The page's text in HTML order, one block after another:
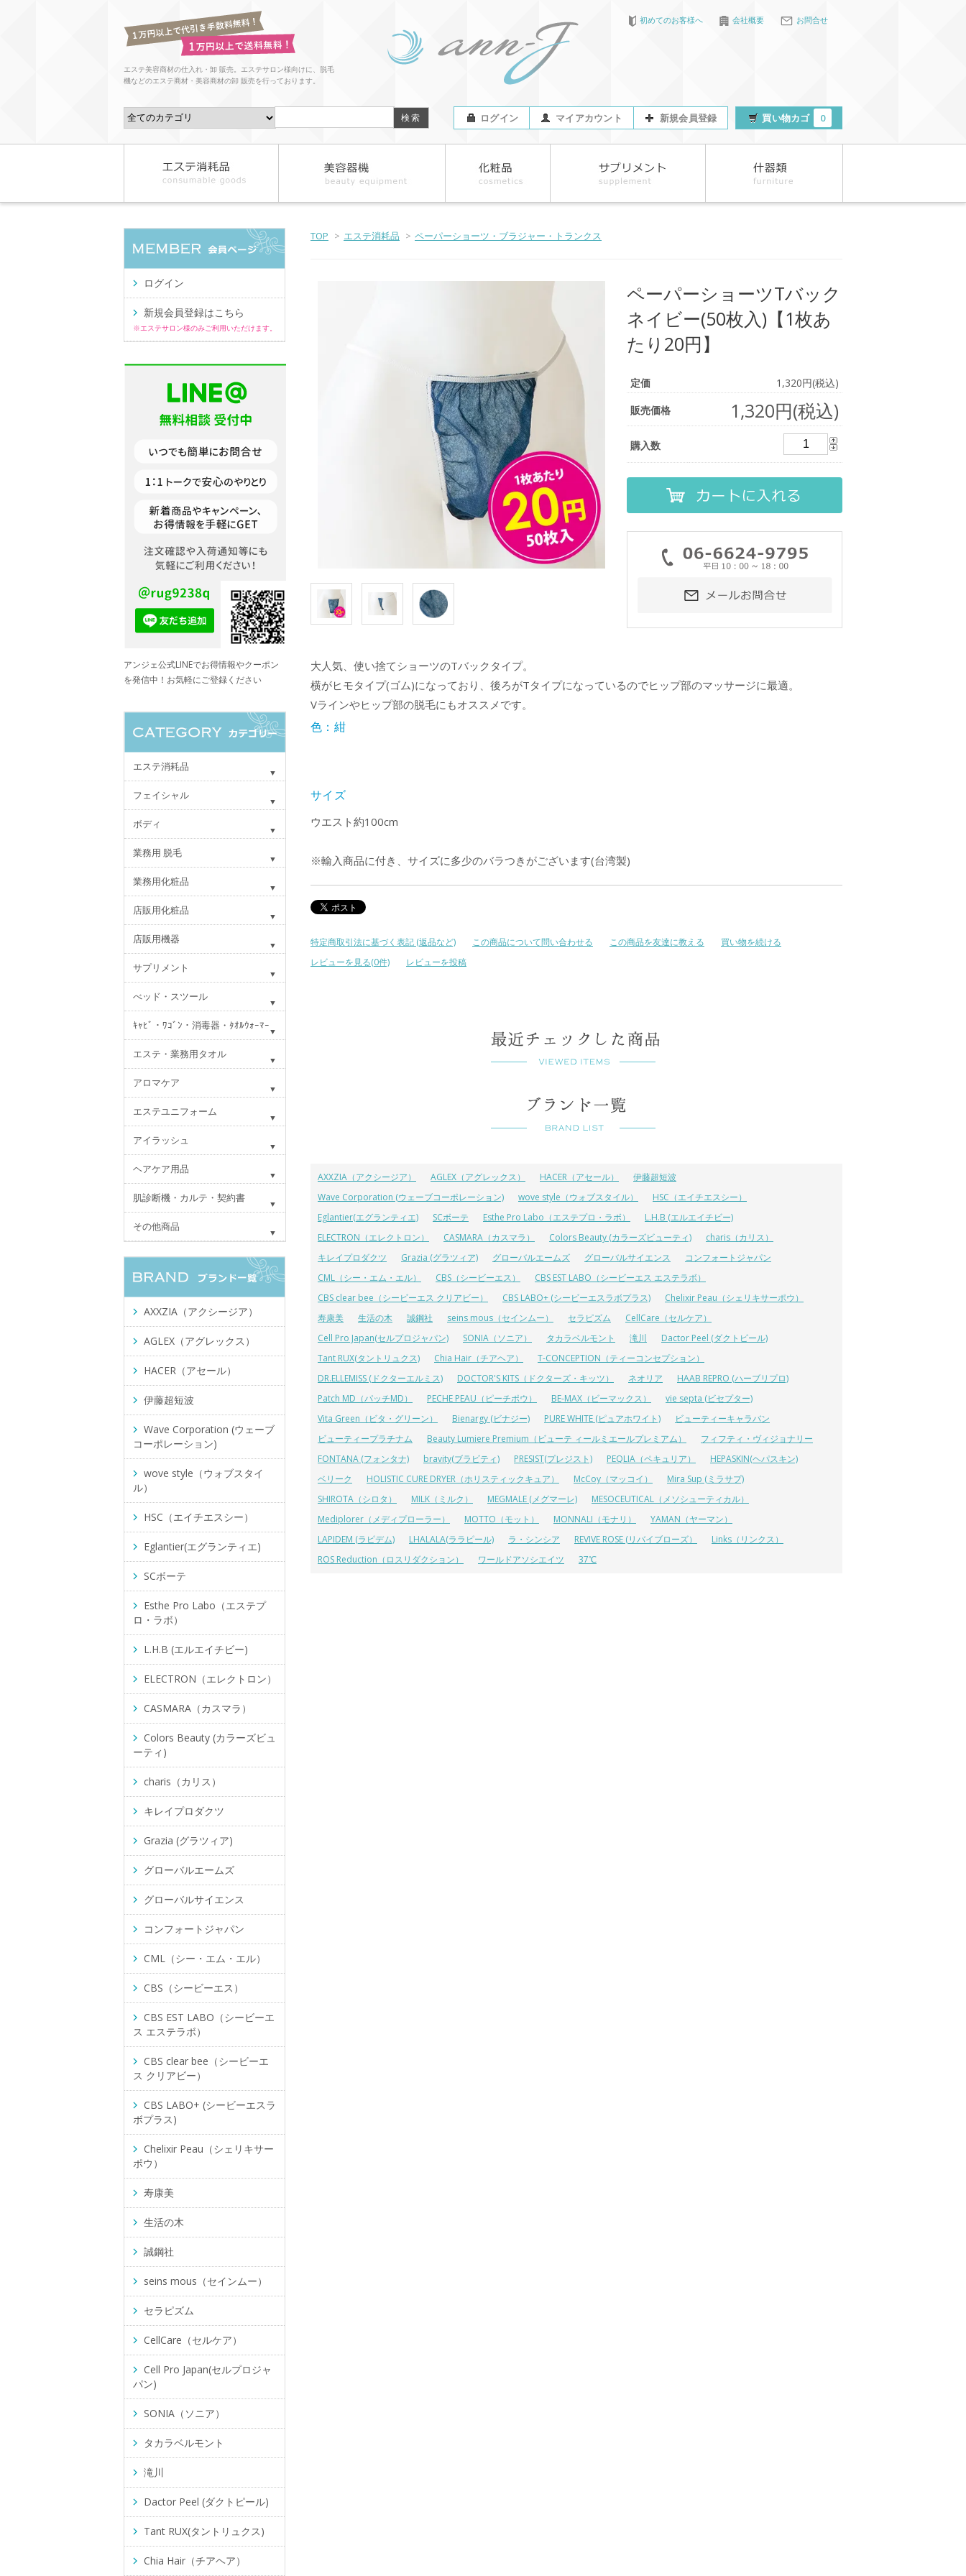
エステ美容商材の仕入れ・卸 販売。エステサロン様向けに、脱毛
機などのエステ商材・美容商材の卸 販売を行っております。
初めてのお客様へ 会社概要 お問合せ
ログイン マイアカウント 新規会員登録 買い物カゴ 0
TOP > エステ消耗品 > ペーパーショーツ・ブラジャー・トランクス
ペーパーショーツTバック
ネイビー(50枚入)【1枚あ
たり20円】
定価
1,320円(税込)
販売価格
1,320円(税込)
購入数
大人気、使い捨てショーツのTバックタイプ。
横がヒモタイプ(ゴム)になっており、後ろがTタイプになっているのでヒップ部のマッサージに最適。
Vラインやヒップ部の脱毛にもオススメです。
色：紺
サイズ
ウエスト約100cm
※輸入商品に付き、サイズに多少のバラつきがございます(台湾製)
特定商取引法に基づく表記 (返品など) この商品について問い合わせる この商品を友達に教える
買い物を続ける
レビューを見る(0件)
レビューを投稿
AXXZIA（アクシージア） AGLEX（アグレックス） HACER（アセール）
伊藤超短波
Wave Corporation (ウェーブコーポレーション)
wove style（ウォブスタイル）
HSC（エイチエスシー）
Eglantier(エグランティエ)
SCボーテ Esthe Pro Labo（エステプロ・ラボ）
L.H.B (エルエイチビー)
ELECTRON（エレクトロン）
CASMARA（カスマラ） Colors Beauty (カラーズビューティ)
charis（カリス）
キレイプロダクツ
Grazia (グラツィア) グローバルエームズ グローバルサイエンス
コンフォートジャパン
CML（シー・エム・エル）
CBS（シービーエス）
CBS EST LABO（シービーエス エステラボ）
CBS clear bee（シービーエス クリアビー）
CBS LABO+ (シービーエスラボプラス)
Chelixir Peau（シェリキサーポウ）
寿康美
生活の木 誠鋼社 seins mous（セインムー） セラピズム
CellCare（セルケア）
Cell Pro Japan(セルプロジャパン)
SONIA（ソニア） タカラベルモント 滝川
Dactor Peel (ダクトピール)
Tant RUX(タントリュクス)
Chia Hair（チアヘア）
T-CONCEPTION（ティーコンセプション）
DR.ELLEMISS (ドクターエルミス)
DOCTOR'S KITS（ドクターズ・キッツ） ネオリア
HAAB REPRO (ハーブリプロ)
Patch MD（パッチMD）
PECHE PEAU（ピーチポウ） BE-MAX（ビーマックス）
vie septa (ビセプター)
Vita Green（ビタ・グリーン）
Bienargy (ビナジー) PURE WHITE (ピュアホワイト)
ビューティーキャラバン
ビューティープラチナム
Beauty Lumiere Premium（ビューテ ィールミエールプレミアム）
フィフティ・ヴィジョナリー
FONTANA (フォンタナ)
bravity(ブラビティ) PRESIST(プレジスト) PEQLIA（ペキュリア）
HEPASKIN(ヘパスキン)
ベリーク
HOLISTIC CURE DRYER（ホリスティックキュア） McCoy（マッコイ）
Mira Sup (ミラサプ)
SHIROTA（シロタ）
MILK（ミルク） MEGMALE (メグマーレ)
MESOCEUTICAL（メソシューティカル）
Mediplorer（メディプローラー）
MOTTO（モット） MONNALI（モナリ）
YAMAN（ヤーマン）
LAPIDEM (ラピデム)
LHALALA(ララピール) ラ・シンシア REVIVE ROSE (リバイブローズ）
Links（リンクス）
ROS Reduction（ロスリダクション）
ワールドアソシエイツ 37℃
ログイン
新規会員登録はこちら
※エステサロン様のみご利用いただけます。
アンジェ公式LINEでお得情報やクーポン
を発信中！お気軽にご登録ください
エステ消耗品
フェイシャル
ボディ
業務用 脱毛
業務用化粧品
店販用化粧品
店販用機器
サプリメント
べッド・スツール
ｷｬﾋﾞ・ﾜｺﾞﾝ・消毒器・ﾀｵﾙｳｫｰﾏｰ
エステ・業務用タオル
アロマケア
エステユニフォーム
アイラッシュ
ヘアケア用品
肌診断機・カルテ・契約書
その他商品
AXXZIA（アクシージア）
AGLEX（アグレックス）
HACER（アセール）
伊藤超短波
Wave Corporation (ウェーブ
コーポレーション)
wove style（ウォブスタイ
ル）
HSC（エイチエスシー）
Eglantier(エグランティエ)
SCボーテ
Esthe Pro Labo（エステプ
ロ・ラボ）
L.H.B (エルエイチビー)
ELECTRON（エレクトロン）
CASMARA（カスマラ）
Colors Beauty (カラーズビュ
ーティ)
charis（カリス）
キレイプロダクツ
Grazia (グラツィア)
グローバルエームズ
グローバルサイエンス
コンフォートジャパン
CML（シー・エム・エル）
CBS（シービーエス）
CBS EST LABO（シービーエ
ス エステラボ）
CBS clear bee（シービーエ
ス クリアビー）
CBS LABO+ (シービーエスラ
ボプラス)
Chelixir Peau（シェリキサー
ポウ）
寿康美
生活の木
誠鋼社
seins mous（セインムー）
セラピズム
CellCare（セルケア）
Cell Pro Japan(セルプロジャ
パン)
SONIA（ソニア）
タカラベルモント
滝川
Dactor Peel (ダクトピール)
Tant RUX(タントリュクス)
Chia Hair（チアヘア）